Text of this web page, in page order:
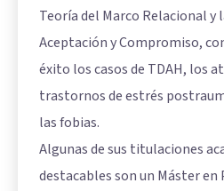
Teoría del Marco Relacional y
Aceptación y Compromiso,
éxito los casos de TDAH, los
trastornos de estrés
las fobias.
Algunas de sus titulaciones
destacables son un Máster en